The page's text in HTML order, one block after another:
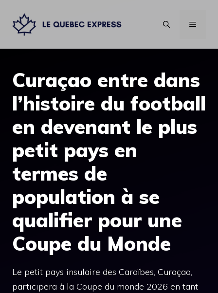
contenu
MENU
Curaçao entre dans
l’histoire du football
en devenant le plus
petit pays en
termes de
population à se
qualifier pour une
Coupe du Monde
Le petit pays insulaire des Caraïbes, Curaçao,
participera à la Coupe du monde 2026 en tant